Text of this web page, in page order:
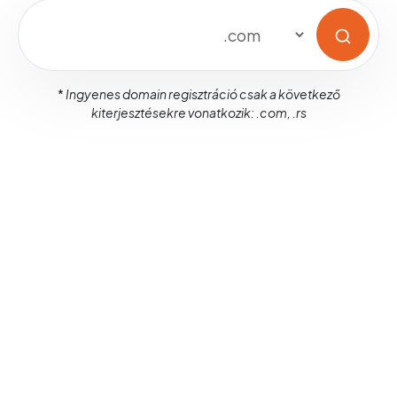
* Ingyenes domain regisztráció csak a következő
kiterjesztésekre vonatkozik: .com, .rs